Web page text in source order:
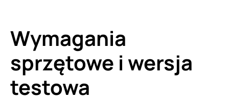
Wymagania
sprzętowe i wersja
testowa